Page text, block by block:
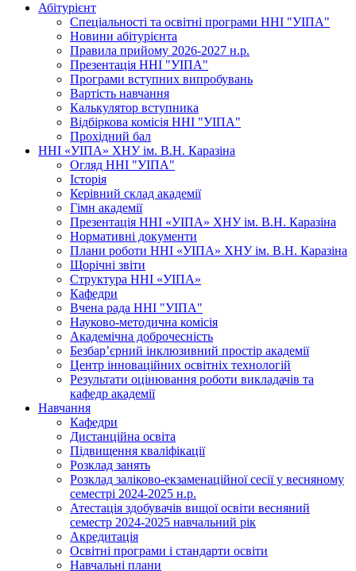
Абітурієнт
Спеціальності та освітні програми ННІ "УІПА"
Новини абітурієнта
Правила прийому 2026-2027 н.р.
Презентація ННІ "УІПА"
Програми вступних випробувань
Вартість навчання
Калькулятор вступника
Відбіркова комісія ННІ "УІПА"
Прохідний бал
ННІ «УІПА» ХНУ ім. В.Н. Каразіна
Огляд ННІ "УІПА"
Історія
Керівний склад академії
Гімн академії
Презентація ННІ «УІПА» ХНУ ім. В.Н. Каразіна
Нормативні документи
Плани роботи ННІ «УІПА» ХНУ ім. В.Н. Каразіна
Щорічні звіти
Структура ННІ «УІПА»
Кафедри
Вчена рада ННІ "УІПА"
Науково-методична комісія
Академічна доброчесність
Безбар’єрний інклюзивний простір академії
Центр інноваційних освітніх технологій
Результати оцінювання роботи викладачів та
кафедр академії
Навчання
Кафедри
Дистанційна освіта
Підвищення кваліфікації
Розклад занять
Розклад заліково-екзаменаційної сесії у весняному
семестрі 2024-2025 н.р.
Атестація здобувачів вищої освіти весняний
семестр 2024-2025 навчальний рік
Акредитація
Освітні програми і стандарти освіти
Навчальні плани